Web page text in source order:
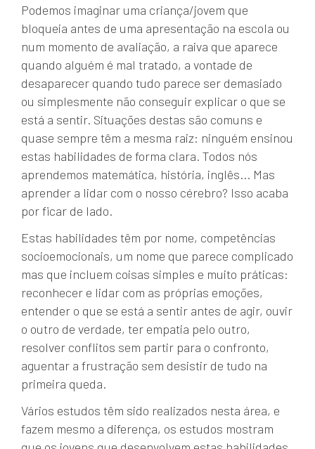
Podemos imaginar uma criança/jovem que
bloqueia antes de uma apresentação na escola ou
num momento de avaliação, a raiva que aparece
quando alguém é mal tratado, a vontade de
desaparecer quando tudo parece ser demasiado
ou simplesmente não conseguir explicar o que se
está a sentir. Situações destas são comuns e
quase sempre têm a mesma raiz: ninguém ensinou
estas habilidades de forma clara. Todos nós
aprendemos matemática, história, inglês... Mas
aprender a lidar com o nosso cérebro? Isso acaba
por ficar de lado.
Estas habilidades têm por nome, competências
socioemocionais, um nome que parece complicado
mas que incluem coisas simples e muito práticas:
reconhecer e lidar com as próprias emoções,
entender o que se está a sentir antes de agir, ouvir
o outro de verdade, ter empatia pelo outro,
resolver conflitos sem partir para o confronto,
aguentar a frustração sem desistir de tudo na
primeira queda.
Vários estudos têm sido realizados nesta área, e
fazem mesmo a diferença, os estudos mostram